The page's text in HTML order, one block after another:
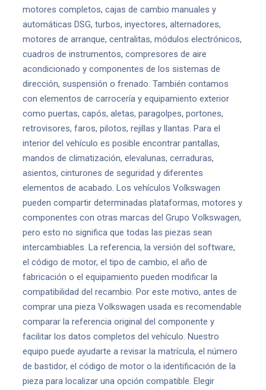
motores completos, cajas de cambio manuales y
automáticas DSG, turbos, inyectores, alternadores,
motores de arranque, centralitas, módulos electrónicos,
cuadros de instrumentos, compresores de aire
acondicionado y componentes de los sistemas de
dirección, suspensión o frenado. También contamos
con elementos de carrocería y equipamiento exterior
como puertas, capós, aletas, paragolpes, portones,
retrovisores, faros, pilotos, rejillas y llantas. Para el
interior del vehículo es posible encontrar pantallas,
mandos de climatización, elevalunas, cerraduras,
asientos, cinturones de seguridad y diferentes
elementos de acabado. Los vehículos Volkswagen
pueden compartir determinadas plataformas, motores y
componentes con otras marcas del Grupo Volkswagen,
pero esto no significa que todas las piezas sean
intercambiables. La referencia, la versión del software,
el código de motor, el tipo de cambio, el año de
fabricación o el equipamiento pueden modificar la
compatibilidad del recambio. Por este motivo, antes de
comprar una pieza Volkswagen usada es recomendable
comparar la referencia original del componente y
facilitar los datos completos del vehículo. Nuestro
equipo puede ayudarte a revisar la matrícula, el número
de bastidor, el código de motor o la identificación de la
pieza para localizar una opción compatible. Elegir